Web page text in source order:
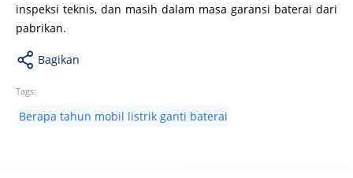
inspeksi teknis, dan masih dalam masa garansi baterai dari
pabrikan.
Bagikan
Tags:
Berapa tahun mobil listrik ganti baterai